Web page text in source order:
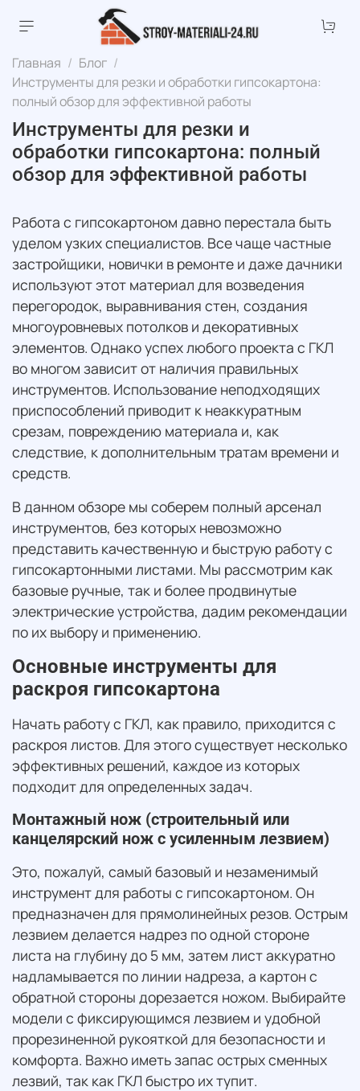
Главная
Блог
Инструменты для резки и обработки гипсокартона:
полный обзор для эффективной работы
Инструменты для резки и
обработки гипсокартона: полный
обзор для эффективной работы
Работа с гипсокартоном давно перестала быть
уделом узких специалистов. Все чаще частные
застройщики, новички в ремонте и даже дачники
используют этот материал для возведения
перегородок, выравнивания стен, создания
многоуровневых потолков и декоративных
элементов. Однако успех любого проекта с ГКЛ
во многом зависит от наличия правильных
инструментов. Использование неподходящих
приспособлений приводит к неаккуратным
срезам, повреждению материала и, как
следствие, к дополнительным тратам времени и
средств.
В данном обзоре мы соберем полный арсенал
инструментов, без которых невозможно
представить качественную и быструю работу с
гипсокартонными листами. Мы рассмотрим как
базовые ручные, так и более продвинутые
электрические устройства, дадим рекомендации
по их выбору и применению.
Основные инструменты для
раскроя гипсокартона
Начать работу с ГКЛ, как правило, приходится с
раскроя листов. Для этого существует несколько
эффективных решений, каждое из которых
подходит для определенных задач.
Монтажный нож (строительный или
канцелярский нож с усиленным лезвием)
Это, пожалуй, самый базовый и незаменимый
инструмент для работы с гипсокартоном. Он
предназначен для прямолинейных резов. Острым
лезвием делается надрез по одной стороне
листа на глубину до 5 мм, затем лист аккуратно
надламывается по линии надреза, а картон с
обратной стороны дорезается ножом. Выбирайте
модели с фиксирующимся лезвием и удобной
прорезиненной рукояткой для безопасности и
комфорта. Важно иметь запас острых сменных
лезвий, так как ГКЛ быстро их тупит.